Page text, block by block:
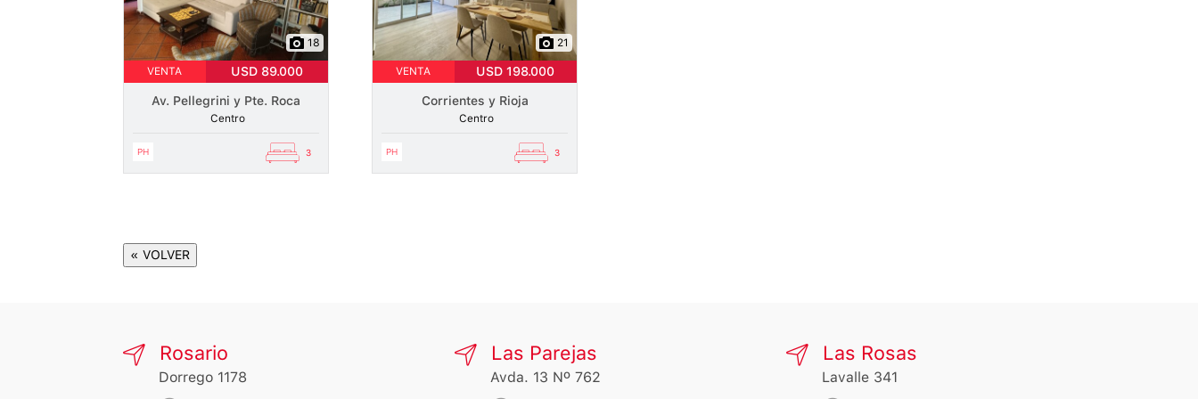
18
VENTA USD 89.000
Av. Pellegrini y Pte. Roca
Centro
PH 3
21
VENTA USD 198.000
Corrientes y Rioja
Centro
PH 3
« VOLVER
Rosario
Dorrego 1178
Las Parejas
Avda. 13 Nº 762
Las Rosas
Lavalle 341